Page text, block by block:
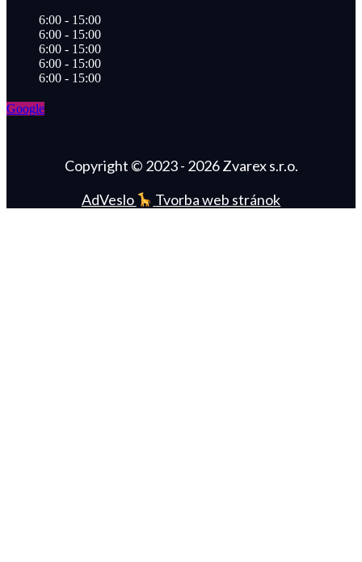
6:00 - 15:00
6:00 - 15:00
6:00 - 15:00
6:00 - 15:00
6:00 - 15:00
Google
Copyright © 2023 - 2026 Zvarex s.r.o.
AdVeslo
Tvorba web stránok